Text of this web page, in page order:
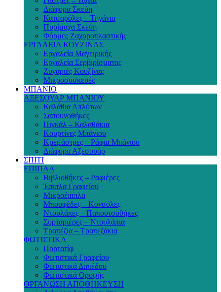
Διάφορα Σκεύη
Κατσαρόλες – Τηγάνια
Πυρίμαχα Σκεύη
Φόρμες Ζαχαροπλαστικής
ΕΡΓΑΛΕΙΑ ΚΟΥΖΙΝΑΣ
Εργαλεία Μαγειρικής
Εργαλεία Σερβιρίσματος
Ζυγαριές Κουζίνας
Μικροσυσκευές
ΜΠΑΝΙΟ
ΑΞΕΣΟΥΑΡ ΜΠΑΝΙΟΥ
Καλάθια Απλύτων
Σαπουνοθήκες
Πιγκάλ – Καλαθάκια
Κουρτίνες Μπάνιου
Κρεμάστρες – Ράφια Μπάνιου
Διάφορα Αξεσουάρ
ΣΠΙΤΙ
ΕΠΙΠΛΑ
Βιβλιοθήκες – Ραφιέρες
Έπιπλα Γραφείου
Μικροέπιπλα
Μπουφέδες – Κονσόλες
Ντουλάπες – Παπουτσοθήκες
Συρταριέρες – Ντουλάπια
Τραπέζια – Τραπεζάκια
ΦΩΤΙΣΤΙΚΑ
Πορτατίφ
Φωτιστικά Γραφείου
Φωτιστικά Δαπέδου
Φωτιστικά Οροφής
ΟΡΓΑΝΩΣΗ ΑΠΟΘΗΚΕΥΣΗ